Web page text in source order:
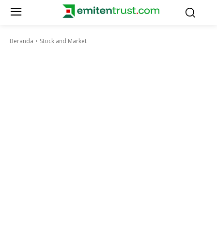
Beranda Stock and Market